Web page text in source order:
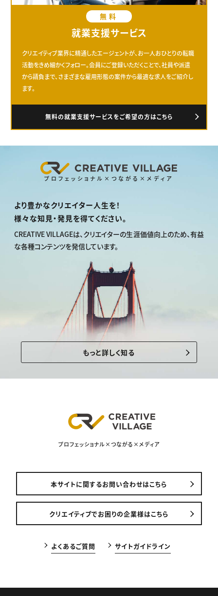
無料
就業支援サービス
クリエイティブ業界に精通したエージェントが、お一人おひとりの転職
活動をきめ細かくフォロー。会員にご登録いただくことで、社員や派遣
から請負まで、さまざまな雇用形態の案件から最適な求人をご紹介し
ます。
無料の就業支援サービスをご希望の方はこちら
プロフェッショナル×つながる×メディア
より豊かなクリエイター人生を！
様々な知見・発見を得てください。
CREATIVE VILLAGEは、クリエイターの生涯価値向上のため、有益
な各種コンテンツを発信しています。
もっと詳しく知る
プロフェッショナル×つながる×メディア
本サイトに関するお問い合わせはこちら
クリエイティブでお困りの企業様はこちら
よくあるご質問 サイトガイドライン